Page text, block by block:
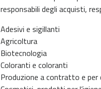
responsabili degli acquisti,
Adesivi e sigillanti
Agricoltura
Biotecnologia
Coloranti e coloranti
Produzione a contratto e